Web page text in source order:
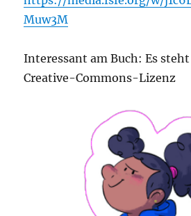
Muw3M
Interessant am Buch: Es
Creative-Commons-Lizenz